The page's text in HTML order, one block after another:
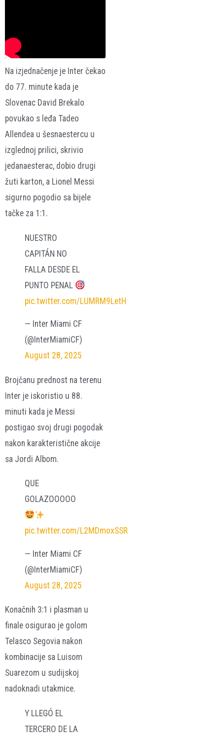
Na izjednačenje je Inter čekao
do 77. minute kada je
Slovenac David Brekalo
povukao s leđa Tadeo
Allendea u šesnaestercu u
izglednoj prilici, skrivio
jedanaesterac, dobio drugi
žuti karton, a Lionel Messi
sigurno pogodio sa bijele
tačke za 1:1.
NUESTRO
CAPITÁN NO
FALLA DESDE EL
PUNTO PENAL
pic.twitter.com/LUMRM9LetH
— Inter Miami CF
(@InterMiamiCF)
August 28, 2025
Brojčanu prednost na terenu
Inter je iskoristio u 88.
minuti kada je Messi
postigao svoj drugi pogodak
nakon karakteristične akcije
sa Jordi Albom.
QUE
GOLAZOOOOO
pic.twitter.com/L2MDmoxSSR
— Inter Miami CF
(@InterMiamiCF)
August 28, 2025
Konačnih 3:1 i plasman u
finale osigurao je golom
Telasco Segovia nakon
kombinacije sa Luisom
Suarezom u sudijskoj
nadoknadi utakmice.
Y LLEGÓ EL
TERCERO DE LA